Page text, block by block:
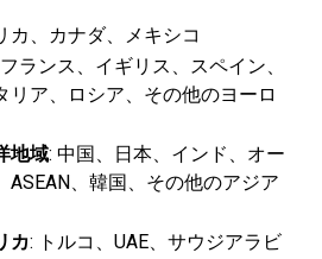
カ、カナダ、メキシコ
ランス、イギリス、スペイン、
リア、ロシア、その他のヨーロ
地域: 中国、日本、インド、オー
ASEAN、韓国、その他のアジア
カ: トルコ、UAE、サウジアラビ